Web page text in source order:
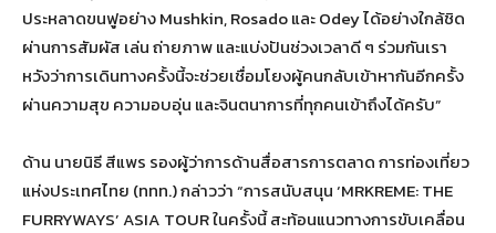
ประหลาดขนฟูอย่าง Mushkin, Rosado และ Odey ได้อย่างใกล้ชิด
ผ่านการสัมผัส เล่น ถ่ายภาพ และแบ่งปันช่วงเวลาดี ๆ ร่วมกันเรา
หวังว่าการเดินทางครั้งนี้จะช่วยเชื่อมโยงผู้คนกลับเข้าหากันอีกครั้ง
ผ่านความสุข ความอบอุ่น และจินตนาการที่ทุกคนเข้าถึงได้ครับ”
ด้าน นายนิธี สีแพร รองผู้ว่าการด้านสื่อสารการตลาด การท่องเที่ยว
แห่งประเทศไทย (ททท.) กล่าวว่า “การสนับสนุน ‘MRKREME: THE
FURRYWAYS’ ASIA TOUR ในครั้งนี้ สะท้อนแนวทางการขับเคลื่อน